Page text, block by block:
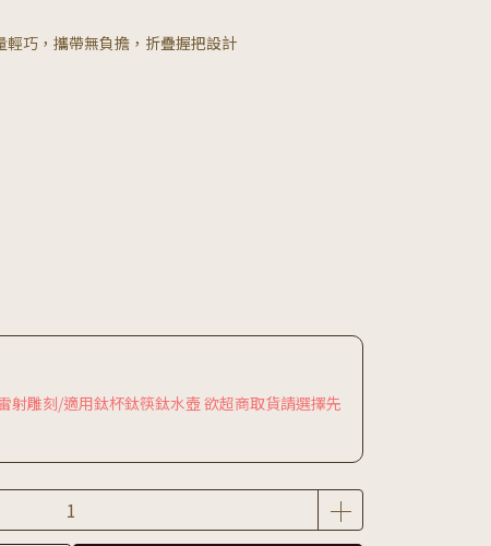
輕巧，攜帶無負擔，折疊握把設計
射雕刻/適用鈦杯鈦筷鈦水壺 欲超商取貨請選擇先